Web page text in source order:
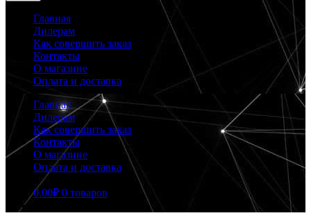
Главная
Дилерам
Как совершить заказ
Контакты
О магазине
Оплата и доставка
Главная
Дилерам
Как совершить заказ
Контакты
О магазине
Оплата и доставка
0.00₽ 0 товаров